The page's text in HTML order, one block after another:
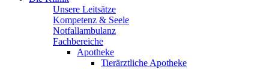
Unsere Leitsätze
Kompetenz & Seele
Notfallambulanz
Fachbereiche
Apotheke
Tierärztliche Apotheke